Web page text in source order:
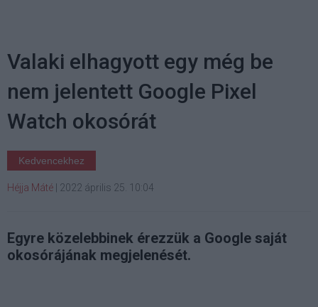
Valaki elhagyott egy még be
nem jelentett Google Pixel
Watch okosórát
Kedvencekhez
Héjja Máté 2022 április 25. 10:04
Egyre közelebbinek érezzük a Google saját
okosórájának megjelenését.